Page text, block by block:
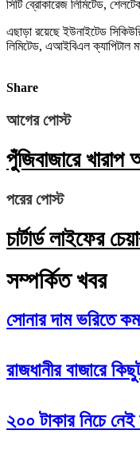
সিটি ব্রোকারেজ লিমিটেড,
এছাড়া রয়েছে ইউনাইটেড
লিমিটেড, এআইবিএল ক্যাপিটাল
Share
আগের পোস্ট
পুঁজিবাজারে
পরের পোস্ট
চার্টার্ড লাইফের
সম্পর্কিত খবর
সোনার দাম ভরিতে
রাজধানীর বাজারে
২০০ টাকার নিচে